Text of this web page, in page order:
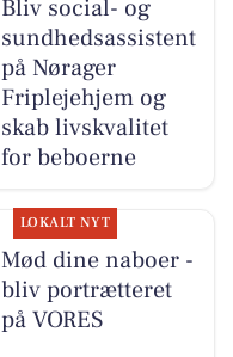
Bliv social- og
sundhedsassistent
på Nørager
Friplejehjem og
skab livskvalitet
for beboerne
LOKALT NYT
Mød dine naboer -
bliv portrætteret
på VORES